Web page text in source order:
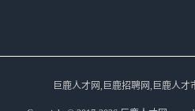
巨鹿人才网,巨鹿招聘网,巨鹿人才